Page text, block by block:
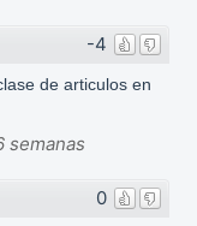
-4
de articulos en
semanas
0